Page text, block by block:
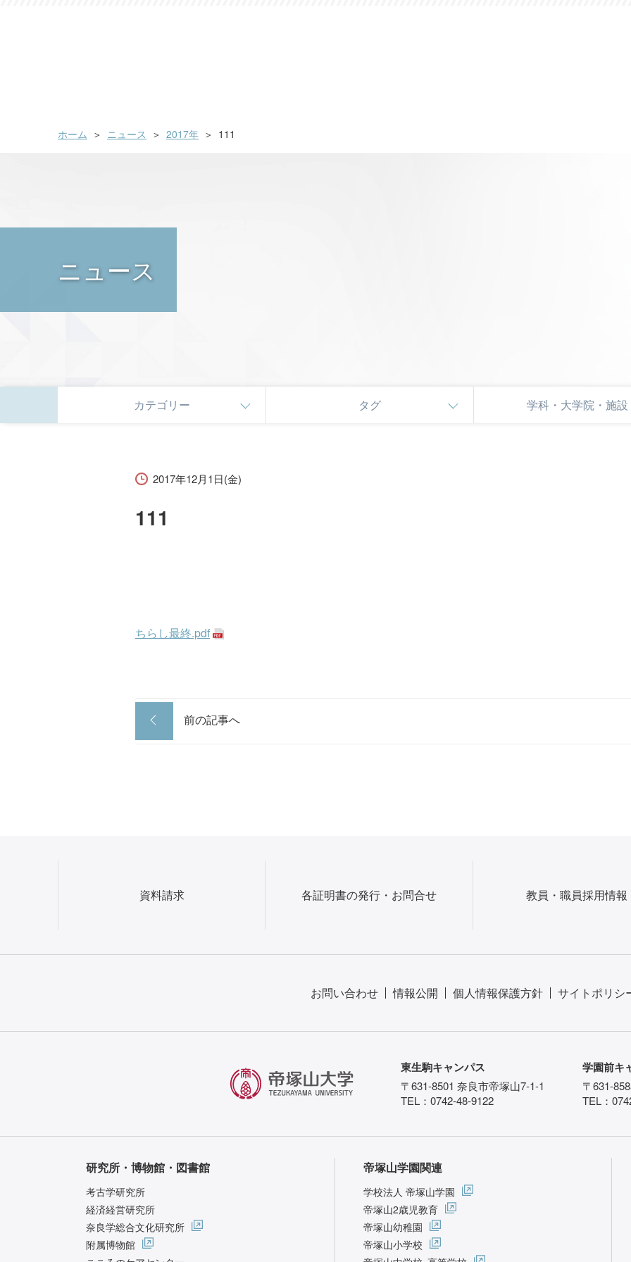
ホーム ニュース 2017年 111
ニュース
カテゴリー タグ 学科・大学院・施設
2017年12月1日(金)
111
ちらし最終.pdf
前の記事へ
資料請求 各証明書の発行・お問合せ 教員・職員採用情報
お問い合わせ 情報公開 個人情報保護方針 サイトポリシ
東生駒キャンパス
〒631-8501 奈良市帝塚山7-1-1
TEL：0742-48-9122
学園前キ
〒631-
TEL：
研究所・博物館・図書館
考古学研究所
経済経営研究所
奈良学総合文化研究所
附属博物館
帝塚山学園関連
学校法人 帝塚山学園
帝塚山2歳児教育
帝塚山幼稚園
帝塚山小学校